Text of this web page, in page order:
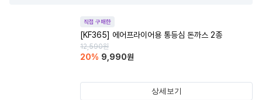
직접 구매한
[KF365] 에어프라이어용 통등심 돈까스 2종
12,590원
20% 9,990원
상세보기